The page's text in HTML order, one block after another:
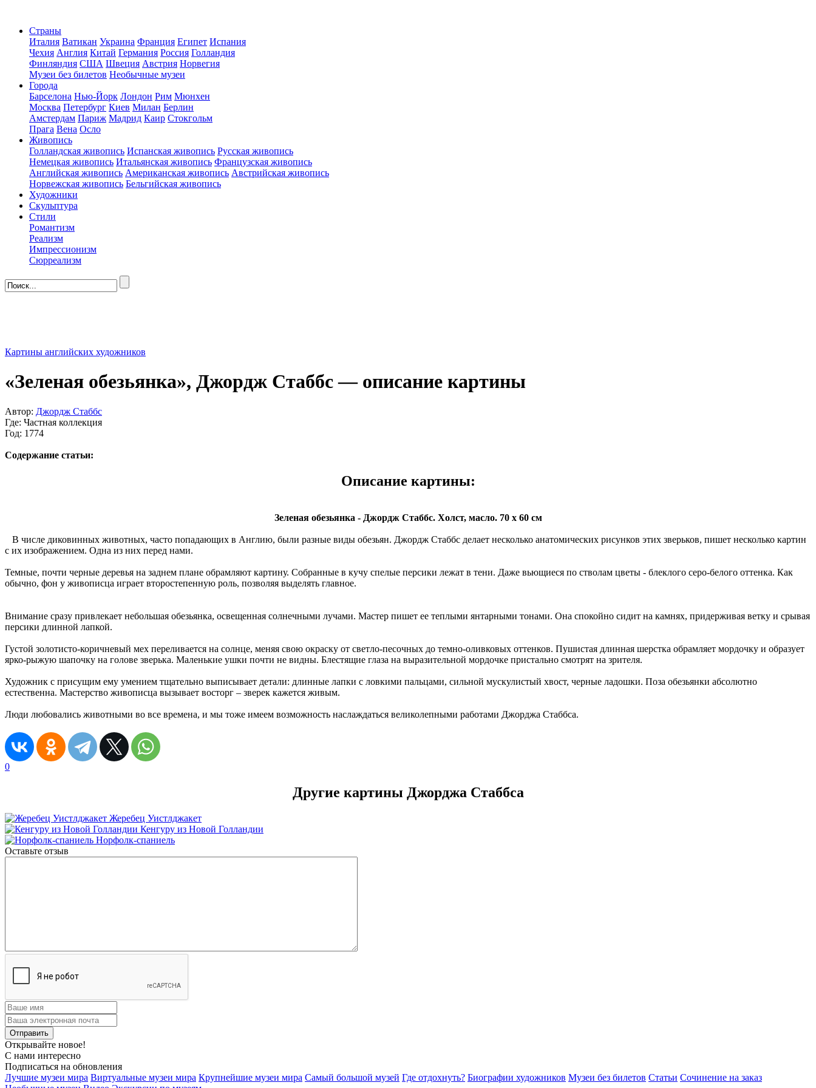
Страны
Италия Ватикан Украина Франция Египет Испания
Чехия Англия Китай Германия Россия Голландия
Финляндия США Швеция Австрия Норвегия
Музеи без билетов Необычные музеи
Города
Барселона Нью-Йорк Лондон Рим Мюнхен
Москва Петербург Киев Милан Берлин
Амстердам Париж Мадрид Каир Стокгольм
Прага Вена Осло
Живопись
Голландская живопись Испанская живопись Русская живопись
Немецкая живопись Итальянская живопись Французская живопись
Английская живопись Американская живопись Австрийская живопись
Норвежская живопись Бельгийская живопись
Художники
Скульптура
Стили
Романтизм
Реализм
Импрессионизм
Сюрреализм
Картины английских художников
«Зеленая обезьянка», Джордж Стаббс — описание картины
Автор: Джордж Стаббс
Где: Частная коллекция
Год: 1774
Содержание статьи:
Описание картины:
Зеленая обезьянка - Джордж Стаббс. Холст, масло. 70 x 60 см
В числе диковинных животных, часто попадающих в Англию, были разные виды обезьян. Джордж Стаббс делает несколько анатомических рисунков этих зверьков, пишет несколько картин
с их изображением. Одна из них перед нами.
Темные, почти черные деревья на заднем плане обрамляют картину. Собранные в кучу спелые персики лежат в тени. Даже вьющиеся по стволам цветы - блеклого серо-белого оттенка. Как
обычно, фон у живописца играет второстепенную роль, позволяя выделять главное.
Внимание сразу привлекает небольшая обезьянка, освещенная солнечными лучами. Мастер пишет ее теплыми янтарными тонами. Она спокойно сидит на камнях, придерживая ветку и срывая
персики длинной лапкой.
Густой золотисто-коричневый мех переливается на солнце, меняя свою окраску от светло-песочных до темно-оливковых оттенков. Пушистая длинная шерстка обрамляет мордочку и образует
ярко-рыжую шапочку на голове зверька. Маленькие ушки почти не видны. Блестящие глаза на выразительной мордочке пристально смотрят на зрителя.
Художник с присущим ему умением тщательно выписывает детали: длинные лапки с ловкими пальцами, сильной мускулистый хвост, черные ладошки. Поза обезьянки абсолютно
естественна. Мастерство живописца вызывает восторг – зверек кажется живым.
Люди любовались животными во все времена, и мы тоже имеем возможность наслаждаться великолепными работами Джорджа Стаббса.
0
Другие картины Джорджа Стаббса
Жеребец Уистлджакет
Кенгуру из Новой Голландии
Норфолк-спаниель
Оставьте отзыв
Открывайте новое!
С нами интересно
Подписаться на обновления
Лучшие музеи мира Виртуальные музеи мира Крупнейшие музеи мира Самый большой музей Где отдохнуть? Биографии художников Музеи без билетов Статьи Сочинение на заказ